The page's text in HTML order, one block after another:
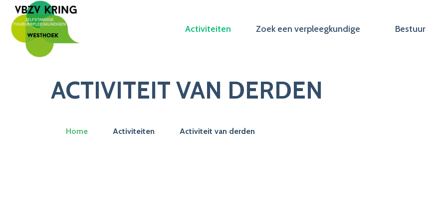
Activiteiten Zoek een verpleegkundige Bestuur
ACTIVITEIT VAN DERDEN
Home Activiteiten Activiteit van derden